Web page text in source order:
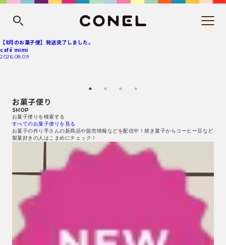
【8月のお菓子便】発送完了しました。
café mimi
2026.08.09
お菓子便り
SHOP
お菓子便りを検索する
すべてのお菓子便りを見る
お菓子の作り手さんの新商品や販売情報などを配信中！焼き菓子からコーヒー豆など
製菓好きの人はこまめにチェック！